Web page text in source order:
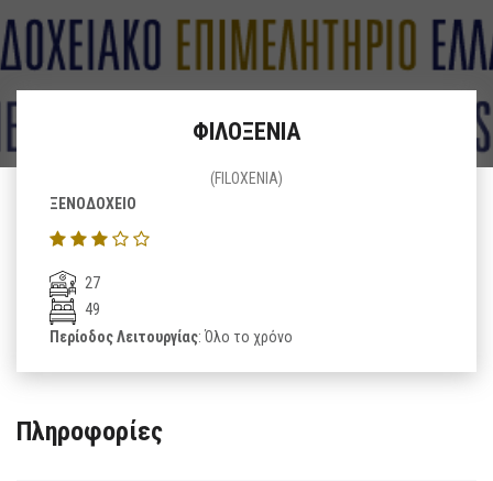
ΦΙΛΟΞΕΝΙΑ
(FILOXENIA)
ΞΕΝΟΔΟΧΕΙΟ
27
49
Περίοδος Λειτουργίας: Όλο το χρόνο
Πληροφορίες